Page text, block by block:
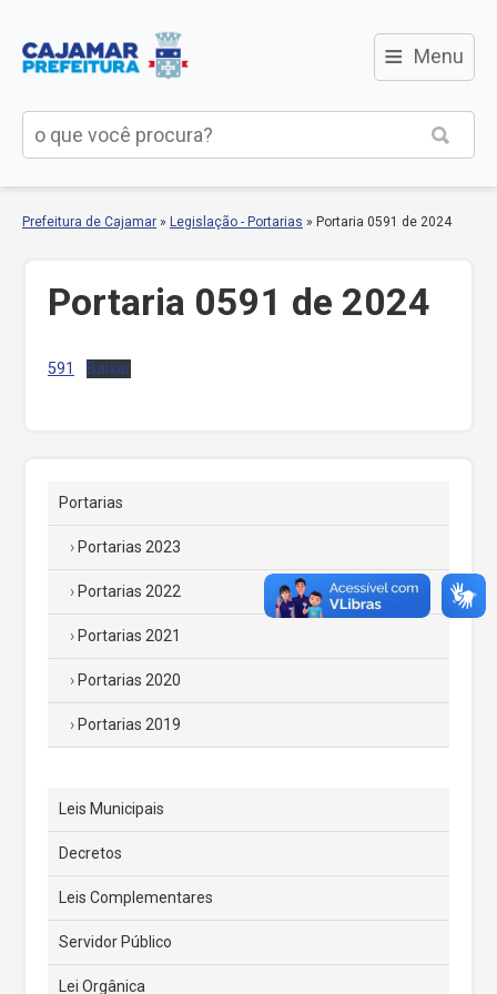
≡ Menu
Prefeitura de Cajamar » Legislação - Portarias » Portaria 0591 de 2024
Portaria 0591 de 2024
591 Baixar
Portarias
Portarias 2023
Portarias 2022
Portarias 2021
Portarias 2020
Portarias 2019
Leis Municipais
Decretos
Leis Complementares
Servidor Público
Lei Orgânica